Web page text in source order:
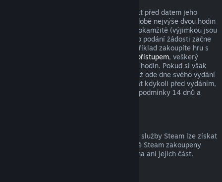
Když si ve službě Steam zakoupíte produkt před datem jeho
vydání, podmínka pro vrácení peněz v podobě nejvýše dvou hodin
strávených v tomto produktu začne platit okamžitě (výjimkou jsou
beta testování), zatímco 14denní lhůta pro podání žádosti začne
běžet až od data vydání. Když si tedy například zakoupíte hru s
prioritním přístupem, veškerý
odehraný čas bude počítán do limitu dvou hodin. Pokud si však
předobjednáte hru, která bude dostupná až ode dne svého vydání
(ne dříve), můžete o vrácení peněz zažádat kdykoli před vydáním,
přičemž s vydáním začnou platit klasické podmínky 14 dnů a
Peníze utracené za prostředky peněženky služby Steam lze získat
zpět, pokud byly tyto prostředky ve službě Steam zakoupeny
nejdéle před čtrnácti dny a nebyla utracena ani jejich část.